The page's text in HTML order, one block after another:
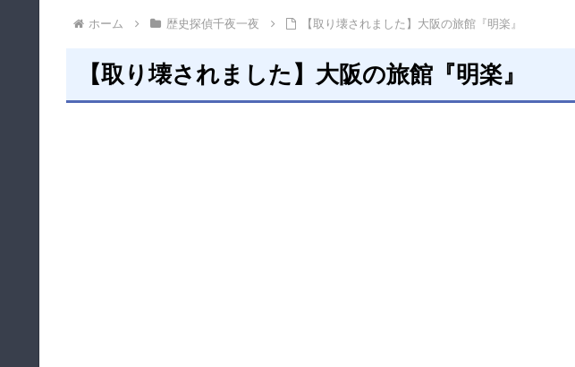
ホーム 歴史探偵千夜一夜 【取り壊されました】大阪の旅館『明楽』
【取り壊されました】大阪の旅館『明楽』